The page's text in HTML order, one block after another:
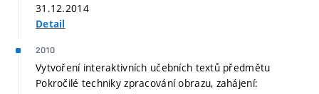
31.12.2014
Detail
2010
Vytvoření interaktivních učebních textů předmětu
Pokročilé techniky zpracování obrazu, zahájení: